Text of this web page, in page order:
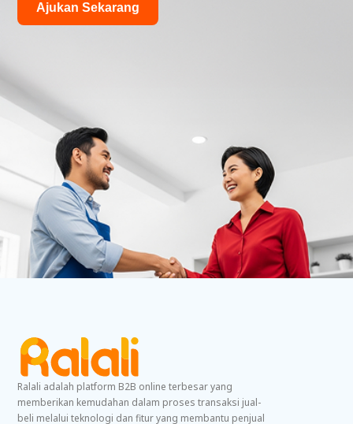
Ajukan Sekarang
Ralali adalah platform B2B online terbesar yang
memberikan kemudahan dalam proses transaksi jual-
beli melalui teknologi dan fitur yang membantu penjual